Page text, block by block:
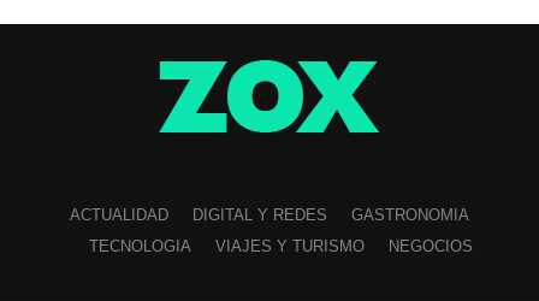
ACTUALIDAD DIGITAL Y REDES
GASTRONOMIA
TECNOLOGIA
VIAJES Y TURISMO NEGOCIOS